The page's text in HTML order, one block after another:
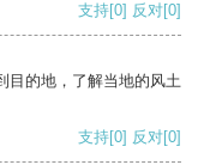
支持[0] 反对[0]
目的地，了解当地的风土
支持[0] 反对[0]